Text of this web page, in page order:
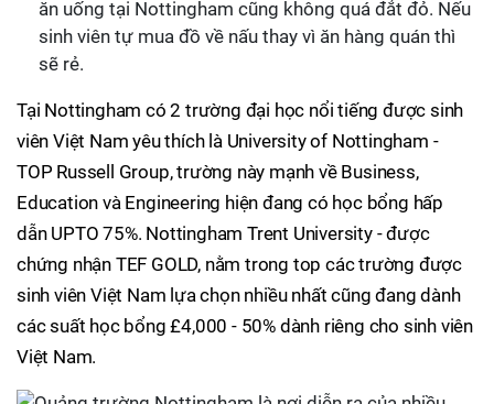
ăn uống tại Nottingham cũng không quá đắt đỏ. Nếu
sinh viên tự mua đồ về nấu thay vì ăn hàng quán thì
sẽ rẻ.
Tại Nottingham có 2 trường đại học nổi tiếng được sinh
viên Việt Nam yêu thích là University of Nottingham -
TOP Russell Group, trường này mạnh về Business,
Education và Engineering hiện đang có học bổng hấp
dẫn UPTO 75%. Nottingham Trent University - được
chứng nhận TEF GOLD, nằm trong top các trường được
sinh viên Việt Nam lựa chọn nhiều nhất cũng đang dành
các suất học bổng £4,000 - 50% dành riêng cho sinh viên
Việt Nam.